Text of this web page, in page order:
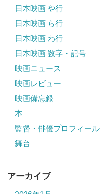
日本映画 や行
日本映画 ら行
日本映画 わ行
日本映画 数字・記号
映画ニュース
映画レビュー
映画備忘録
本
監督・俳優プロフィール
舞台
アーカイブ